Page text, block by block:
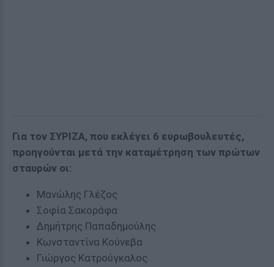
Για τον ΣΥΡΙΖΑ, που εκλέγει 6 ευρωβουλευτές,
προηγούνται μετά την καταμέτρηση των πρώτων
σταυρών οι:
Μανώλης Γλέζος
Σοφία Σακοράφα
Δημήτρης Παπαδημούλης
Κωνσταντίνα Κούνεβα
Γιώργος Κατρούγκαλος